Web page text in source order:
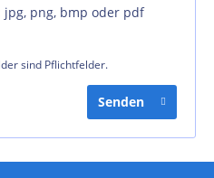
jpg, png, bmp oder pdf
sind Pflichtfelder.
Senden